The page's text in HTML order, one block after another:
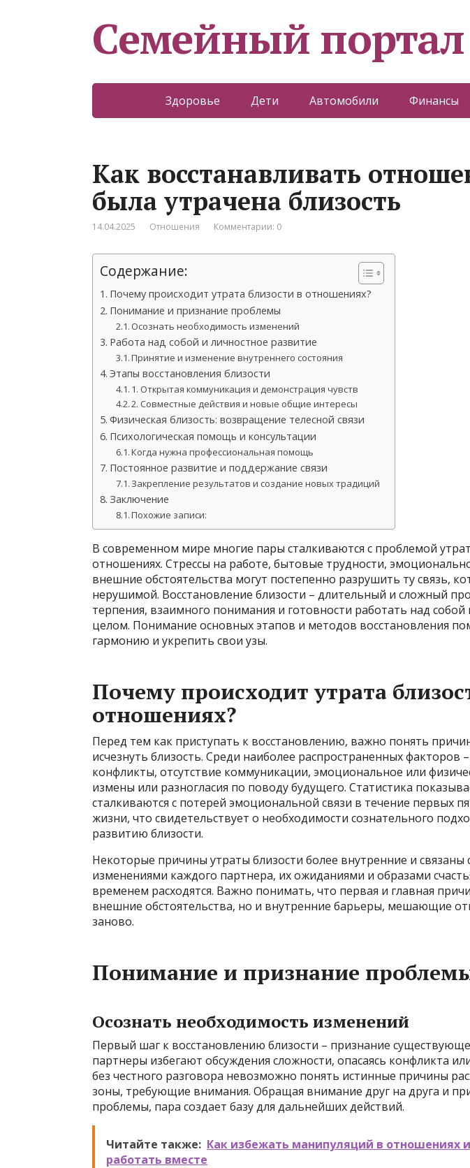
Семейный портал
Здоровье Дети Автомобили Финансы
Как восстанавливать
была утрачена близость
14.04.2025 Отношения Комментарии: 0
Содержание:
Почему происходит утрата близости в отношениях?
Понимание и признание проблемы
Осознать необходимость изменений
Работа над собой и личностное развитие
Принятие и изменение внутреннего состояния
Этапы восстановления близости
1. Открытая коммуникация и демонстрация чувств
2. Совместные действия и новые общие интересы
Физическая близость: возвращение телесной связи
Психологическая помощь и консультации
Когда нужна профессиональная помощь
Постоянное развитие и поддержание связи
Закрепление результатов и создание новых традиций
Заключение
Похожие записи:
В современном мире многие пары сталкиваются с проблемой
отношениях. Стрессы на работе, бытовые трудности,
внешние обстоятельства могут постепенно разрушить ту связь,
нерушимой. Восстановление близости – длительный и сложный
терпения, взаимного понимания и готовности работать над
целом. Понимание основных этапов и методов восстановления
гармонию и укрепить свои узы.
Почему происходит утрата
отношениях?
Перед тем как приступать к восстановлению, важно понять
исчезнуть близость. Среди наиболее распространенных факторов
конфликты, отсутствие коммуникации, эмоциональное или
измены или разногласия по поводу будущего. Статистика
сталкиваются с потерей эмоциональной связи в течение первых
жизни, что свидетельствует о необходимости сознательного
развитию близости.
Некоторые причины утраты близости более внутренние и связаны
изменениями каждого партнера, их ожиданиями и образами
временем расходятся. Важно понимать, что первая и главная
внешние обстоятельства, но и внутренние барьеры, мешающие
заново.
Понимание и признание
Осознать необходимость изменений
Первый шаг к восстановлению близости – признание
партнеры избегают обсуждения сложности, опасаясь конфликта
без честного разговора невозможно понять истинные причины
зоны, требующие внимания. Обращая внимание друг на друга и
проблемы, пара создает базу для дальнейших действий.
Читайте также: Как избежать манипуляций в отношениях
работать вместе